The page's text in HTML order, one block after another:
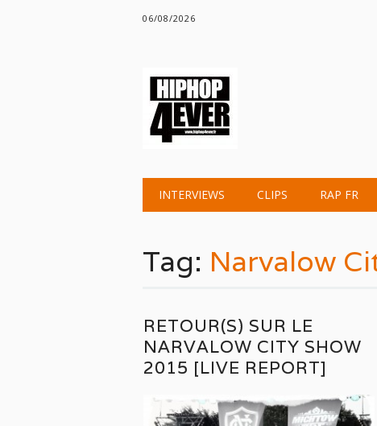
06/08/2026
Main menu
INTERVIEWS CLIPS RAP FR
Tag: Narvalow
RETOUR(S) SUR LE
NARVALOW CITY SHOW
2015 [LIVE REPORT]